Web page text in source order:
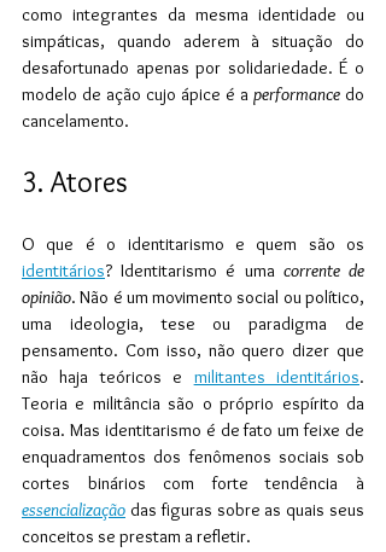
como integrantes da mesma identidade ou
simpáticas, quando aderem à situação do
desafortunado apenas por solidariedade. É o
modelo de ação cujo ápice é a performance do
cancelamento.
3. Atores
identitários? Identitarismo é uma corrente de
opinião. Não é um movimento social ou político,
uma ideologia, tese ou paradigma de
pensamento. Com isso, não quero dizer que
não haja teóricos e militantes identitários.
Teoria e militância são o próprio espírito da
coisa. Mas identitarismo é de fato um feixe de
enquadramentos dos fenômenos sociais sob
essencialização das figuras sobre as quais seus
conceitos se prestam a refletir.